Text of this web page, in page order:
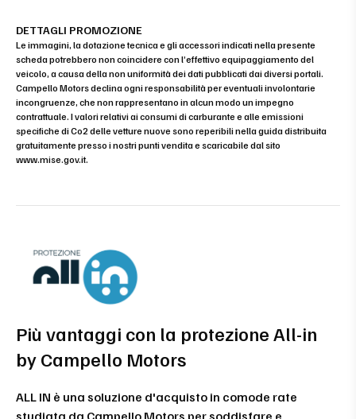
DETTAGLI PROMOZIONE
Le immagini, la dotazione tecnica e gli accessori indicati nella presente
scheda potrebbero non coincidere con l’effettivo equipaggiamento del
veicolo, a causa della non uniformità dei dati pubblicati dai diversi portali.
Campello Motors declina ogni responsabilità per eventuali involontarie
incongruenze, che non rappresentano in alcun modo un impegno
contrattuale. I valori relativi ai consumi di carburante e alle emissioni
specifiche di Co2 delle vetture nuove sono reperibili nella guida distribuita
gratuitamente presso i nostri punti vendita e scaricabile dal sito
www.mise.gov.it.
Più vantaggi con la protezione All-in
by Campello Motors
ALL IN è una soluzione d'acquisto in comode rate
studiata da Campello Motors per soddisfare e